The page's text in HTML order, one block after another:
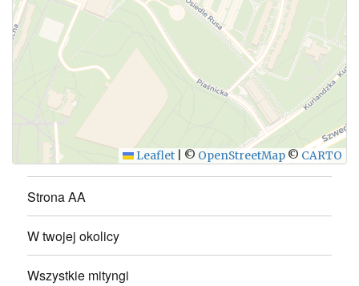
Leaflet © OpenStreetMap © CARTO
Strona AA
W twojej okolicy
Wszystkie mityngi